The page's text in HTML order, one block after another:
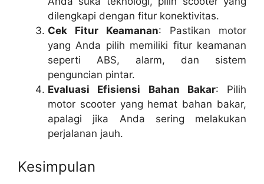
dilengkapi dengan fitur konektivitas.
Cek Fitur Keamanan: Pastikan motor
yang Anda pilih memiliki fitur keamanan
seperti ABS, alarm, dan sistem
penguncian pintar.
Evaluasi Efisiensi Bahan Bakar: Pilih
motor scooter yang hemat bahan bakar,
apalagi jika Anda sering melakukan
perjalanan jauh.
Kesimpulan